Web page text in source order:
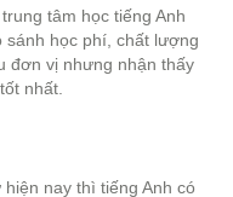
tâm học tiếng Anh
sánh học phí, chất lượng
đơn vị nhưng nhận thấy
nhất.
nay thì tiếng Anh có